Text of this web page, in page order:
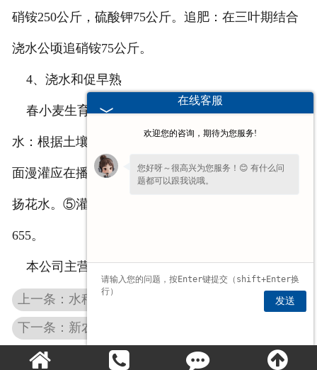
硝铵250公斤，硫酸钾75公斤。追肥：在三叶期结合
浇水公顷追硝铵75公斤。
4、浇水和促早熟
春小麦生育期内一般灌五次水，分别为:①出苗
水：根据土壤墒情而定。喷灌应在播种后为好，如地
面漫灌应在播种前灌为佳。②三叶水。③拔节水。④
扬花水。⑤灌浆水，在灌浆时喷一次绿风95或富尔
655。
本公司主营：旱稻种子 水稻种子 小麦种子
上一条：水稻种子如何处理
下一条：新农种业小麦种子新品种：豫农035
在线客服
欢迎您的咨询，期待为您服务!
您好呀～很高兴为您服务！😊 有什么问
题都可以跟我说哦。
发送